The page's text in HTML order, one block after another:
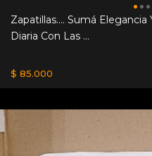
Zapatillas.... Sumá
Diaria Con Las ...
$ 85.000